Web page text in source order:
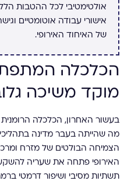
אולטימטיבי לכל ההטבות
אישורי עבודה אוטומטיים
של האיחוד האירופי.
הכלכלה
מוקד משיכה
בעשור האחרון, הכלכלה
מה שהייתה בעבר מדינה
הצמיחה הבולטים של מזרח
האירופי פתחה את שעריה
תשתיות מסיבי ושיפור דרמטי